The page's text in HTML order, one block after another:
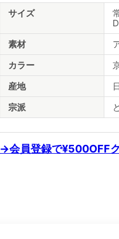
サイズ
素材
カラー
産地
宗派
→会員登録で¥500OFF